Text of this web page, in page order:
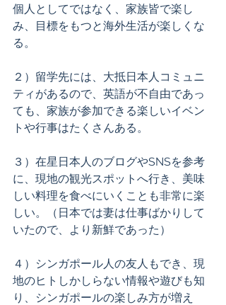
個人としてではなく、家族皆で楽し
み、目標をもつと海外生活が楽しくな
る。
２）留学先には、大抵日本人コミュニ
ティがあるので、英語が不自由であっ
ても、家族が参加できる楽しいイベン
トや行事はたくさんある。
３）在星日本人のブログやSNSを参考
に、現地の観光スポットへ行き、美味
しい料理を食べにいくことも非常に楽
しい。（日本では妻は仕事ばかりして
いたので、より新鮮であった）
４）シンガポール人の友人もでき、現
地のヒトしかしらない情報や遊びも知
り、シンガポールの楽しみ方が増え